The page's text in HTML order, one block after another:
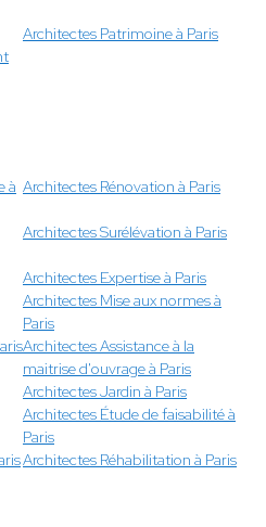
Architectes Patrimoine à Paris
à Architectes Rénovation à Paris
Architectes Surélévation à Paris
Architectes Expertise à Paris
Architectes Mise aux normes à
Paris
Architectes Assistance à la
maitrise d'ouvrage à Paris
Architectes Jardin à Paris
Architectes Étude de faisabilité à
Paris
Architectes Réhabilitation à Paris